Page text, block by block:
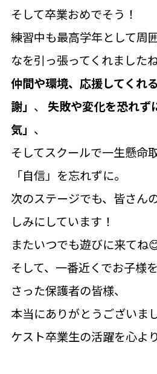
そして卒業おめでそう！
練習中も最高学年として周
なを引っ張ってくれました
仲間や環境、応援してくれ
謝」 、 失敗や変化を恐れず
気」 、
そしてスクールで一生懸命
「自信」を忘れずに。
次のステージでも、皆さん
しみにしています！
またいつでも遊びに来てね
そして、一番近くでお子様
さった保護者の皆様、
本当にありがとうございま
ケスト卒業生の活躍を心よ